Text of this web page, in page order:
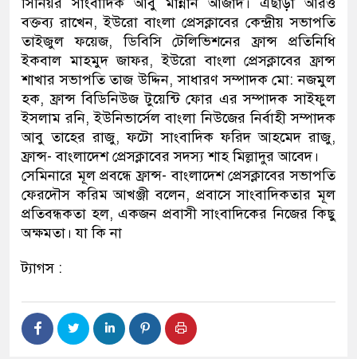
বক্তব্য রাখেন, ইউরো বাংলা প্রেসক্লাবের কেন্দ্রীয় সভাপতি
তাইজুল ফয়েজ, ডিবিসি টেলিভিশনের ফ্রান্স প্রতিনিধি
ইকবাল মাহমুদ জাফর, ইউরো বাংলা প্রেসক্লাবের ফ্রান্স
শাখার সভাপতি তাজ উদ্দিন, সাধারণ সম্পাদক মো: নজমুল
হক, ফ্রান্স বিডিনিউজ টুয়েন্টি ফোর এর সম্পাদক সাইফুল
ইসলাম রনি, ইউনিভার্সেল বাংলা নিউজের নির্বাহী সম্পাদক
আবু তাহের রাজু, ফটো সাংবাদিক ফরিদ আহমেদ রাজু,
ফ্রান্স- বাংলাদেশ প্রেসক্লাবের সদস্য শাহ মিল্লাদুর আবেদ।
সেমিনারে মূল প্রবন্ধে ফ্রান্স- বাংলাদেশ প্রেসক্লাবের সভাপতি
ফেরদৌস করিম আখঞ্জী বলেন, প্রবাসে সাংবাদিকতার মূল
প্রতিবন্ধকতা হল, একজন প্রবাসী সাংবাদিকের নিজের কিছু
অক্ষমতা। যা কি না
ট্যাগস :